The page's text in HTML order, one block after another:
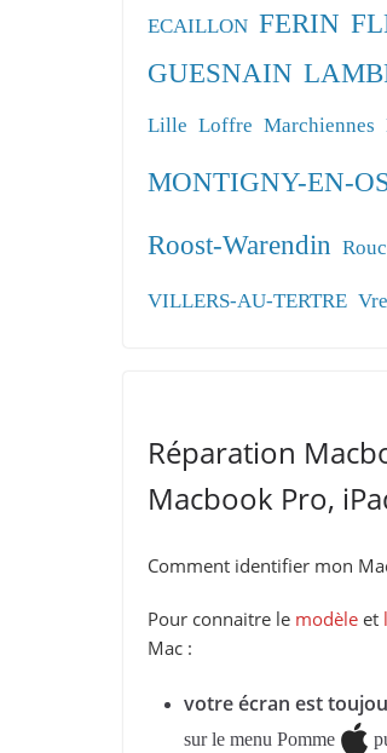
ECAILLON FERIN
GUESNAIN
Lille Loffre Marchiennes
MONTIGNY-EN-
Roost-Warendin
VILLERS-AU-TERTRE
Réparation
Macbook Pro,
Comment identifier mon
Pour connaitre le modèle et
Mac :
votre écran est
sur le menu Pomme